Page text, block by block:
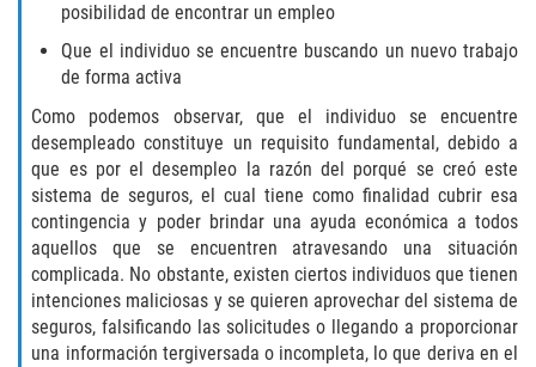
Delitos Contra La Propiedad
Incendio Provocado
Invasión Agravada de Propiedad
Ajena
Invasión de Propiedad Ajena
Vandalismo
posibilidad de encontrar un empleo
Que el individuo se encuentre buscando un nuevo trabajo
de forma activa
Como podemos observar, que el individuo se encuentre
desempleado constituye un requisito fundamental, debido a
que es por el desempleo la razón del porqué se creó este
sistema de seguros, el cual tiene como finalidad cubrir esa
contingencia y poder brindar una ayuda económica a todos
aquellos que se encuentren atravesando una situación
complicada. No obstante, existen ciertos individuos que tienen
intenciones maliciosas y se quieren aprovechar del sistema de
seguros, falsificando las solicitudes o llegando a proporcionar
una información tergiversada o incompleta, lo que deriva en el